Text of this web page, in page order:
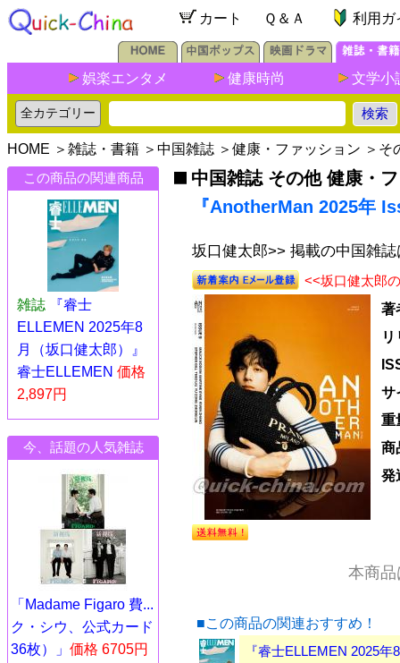
カート Ｑ＆Ａ 利用ガ
娯楽エンタメ 健康時尚 文学小
HOME ＞ 雑誌・書籍 ＞ 中国雑誌 ＞ 健康・ファッション ＞ そ
この商品の関連商品
雑誌
『睿士
ELLEMEN 2025年8
月（坂口健太郎）』
睿士ELLEMEN 価格
2,897円
今、話題の人気雑誌
「Madame Figaro 費...
ク・シウ、公式カード
36枚）」 価格 6705円
中国雑誌 その他 健康・
『AnotherMan 2025年
坂口健太郎>> 掲載の中国雑
<<坂口健太郎
著
サ
重
商
発
本商
■この商品の関連おすすめ！
『睿士ELLEMEN 2025